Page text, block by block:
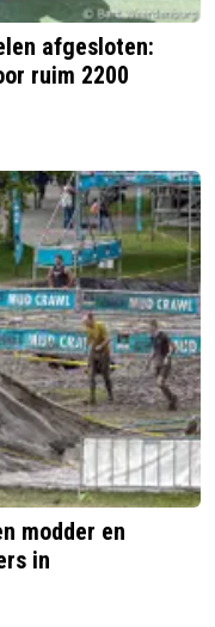
afgesloten:
ruim 2200
modder en
in